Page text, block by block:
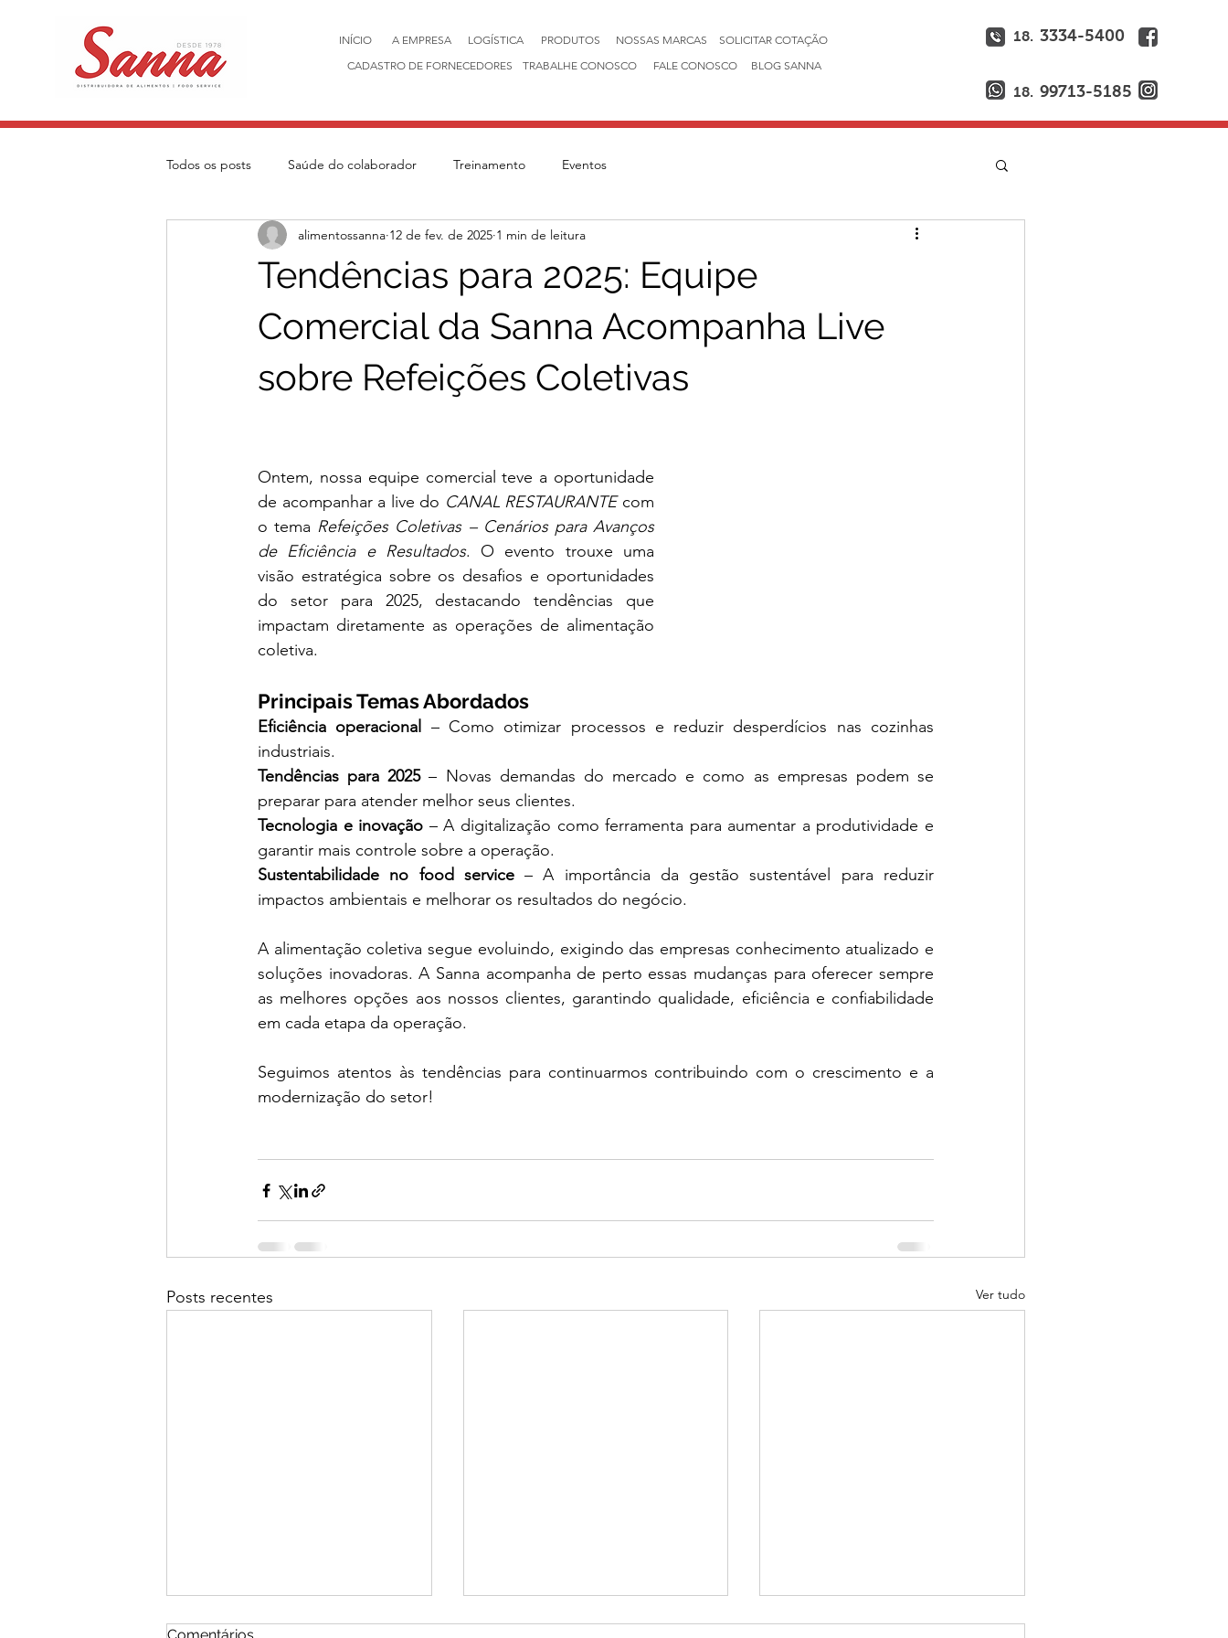
INÍCIO A EMPRESA LOGÍSTICA PRODUTOS NOSSAS MARCAS
SOLICITAR COTAÇÃO
CADASTRO DE FORNECEDORES
TRABALHE CONOSCO FALE CONOSCO BLOG SANNA
18. 3334-5400
18. 99713-5185
Todos os posts Saúde do colaborador Treinamento Eventos
Tendências para 2025: Equipe
Comercial da Sanna Acompanha Live
sobre Refeições Coletivas
alimentossanna 12 de fev. de 2025 1 min de leitura
Ontem, nossa equipe comercial teve a oportunidade
de acompanhar a live do CANAL RESTAURANTE com
o tema Refeições Coletivas – Cenários para Avanços
de Eficiência e Resultados. O evento trouxe uma
visão estratégica sobre os desafios e oportunidades
do setor para 2025, destacando tendências que
impactam diretamente as operações de alimentação
coletiva.
Principais Temas Abordados
Eficiência operacional
– Como otimizar processos e reduzir desperdícios nas cozinhas
industriais.
Tendências para 2025 – Novas demandas do mercado e como as empresas podem se
preparar para atender melhor seus clientes.
Tecnologia e inovação – A digitalização como ferramenta para aumentar a produtividade e
garantir mais controle sobre a operação.
Sustentabilidade no food service – A importância da gestão sustentável para reduzir
impactos ambientais e melhorar os resultados do negócio.
A alimentação coletiva segue evoluindo, exigindo das empresas conhecimento atualizado e
soluções inovadoras. A Sanna acompanha de perto essas mudanças para oferecer sempre
as melhores opções aos nossos clientes, garantindo qualidade, eficiência e confiabilidade
em cada etapa da operação.
Seguimos atentos às tendências para continuarmos contribuindo com o crescimento e a
modernização do setor!
Posts recentes Ver tudo